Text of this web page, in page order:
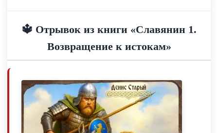
🔱 Отрывок из книги «Славянин 1.
Возвращение к истокам»